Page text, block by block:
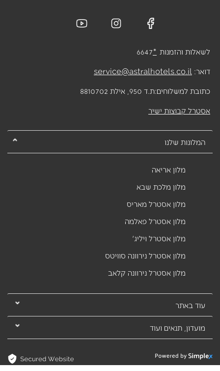
לשאלות והזמנות *
6647
דואר: service@astralhotels.co.il
כתובת למשלוחים:ת.ד 950, אילת 8810702
אסטרל קבוצות ישיר
המלונות שלנו
מלון אריאה
מלון מלכת שבא
מלון אסטרל מאריס
מלון אסטרל פאלמה
מלון אסטרל ויליג'
מלון אסטרל נירוונה סוויטס
מלון אסטרל נירוונה קלאב
עוד באתר
מועדון, תנאים ועוד